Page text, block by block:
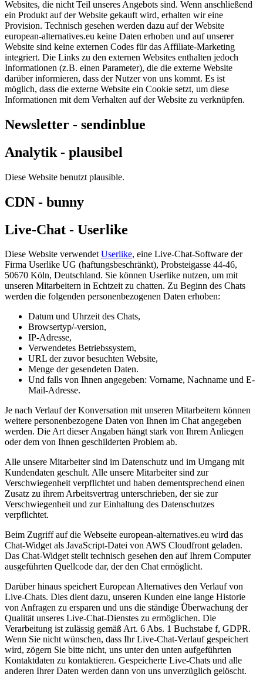
Websites, die nicht Teil unseres Angebots sind. Wenn anschließend
ein Produkt auf der Website gekauft wird, erhalten wir eine
Provision. Technisch gesehen werden dazu auf der Website
european-alternatives.eu keine Daten erhoben und auf unserer
Website sind keine externen Codes für das Affiliate-Marketing
integriert. Die Links zu den externen Websites enthalten jedoch
Informationen (z.B. einen Parameter), die die externe Website
darüber informieren, dass der Nutzer von uns kommt. Es ist
möglich, dass die externe Website ein Cookie setzt, um diese
Informationen mit dem Verhalten auf der Website zu verknüpfen.
Newsletter - sendinblue
Analytik - plausibel
Diese Website benutzt plausible.
CDN - bunny
Live-Chat - Userlike
Diese Website verwendetUserlike, eine Live-Chat-Software der
Firma Userlike UG (haftungsbeschränkt), Probsteigasse 44-46,
50670 Köln, Deutschland. Sie können Userlike nutzen, um mit
unseren Mitarbeitern in Echtzeit zu chatten. Zu Beginn des Chats
werden die folgenden personenbezogenen Daten erhoben:
Datum und Uhrzeit des Chats,
Browsertyp/-version,
IP-Adresse,
Verwendetes Betriebssystem,
URL der zuvor besuchten Website,
Menge der gesendeten Daten.
Und falls von Ihnen angegeben: Vorname, Nachname und E-
Mail-Adresse.
Je nach Verlauf der Konversation mit unseren Mitarbeitern können
weitere personenbezogene Daten von Ihnen im Chat angegeben
werden. Die Art dieser Angaben hängt stark von Ihrem Anliegen
oder dem von Ihnen geschilderten Problem ab.
Alle unsere Mitarbeiter sind im Datenschutz und im Umgang mit
Kundendaten geschult. Alle unsere Mitarbeiter sind zur
Verschwiegenheit verpflichtet und haben dementsprechend einen
Zusatz zu ihrem Arbeitsvertrag unterschrieben, der sie zur
Verschwiegenheit und zur Einhaltung des Datenschutzes
verpflichtet.
Beim Zugriff auf die Webseite european-alternatives.eu wird das
Chat-Widget als JavaScript-Datei von AWS Cloudfront geladen.
Das Chat-Widget stellt technisch gesehen den auf Ihrem Computer
ausgeführten Quellcode dar, der den Chat ermöglicht.
Darüber hinaus speichert European Alternatives den Verlauf von
Live-Chats. Dies dient dazu, unseren Kunden eine lange Historie
von Anfragen zu ersparen und uns die ständige Überwachung der
Qualität unseres Live-Chat-Dienstes zu ermöglichen. Die
Verarbeitung ist zulässig gemäß Art. 6 Abs. 1 Buchstabe f, GDPR.
Wenn Sie nicht wünschen, dass Ihr Live-Chat-Verlauf gespeichert
wird, zögern Sie bitte nicht, uns unter den unten aufgeführten
Kontaktdaten zu kontaktieren. Gespeicherte Live-Chats und alle
anderen Ihrer Daten werden dann von uns unverzüglich gelöscht.